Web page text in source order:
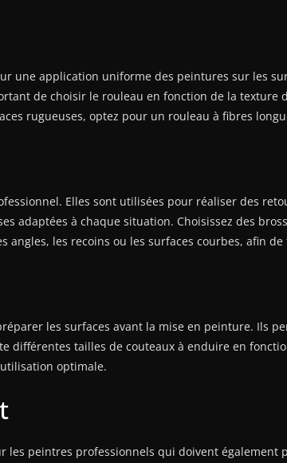
une application uniforme des peintures sur les
de choisir le rouleau en fonction de la texture
rugueuses, optez pour un rouleau à fibres
Elles sont utilisées pour réaliser des
adaptées à chaque situation. Choisissez des
angles, les recoins ou les surfaces courbes, afin
les surfaces avant la mise en peinture. Ils
différentes tailles de couteaux à enduire en
optimale.
les peintres professionnels qui doivent